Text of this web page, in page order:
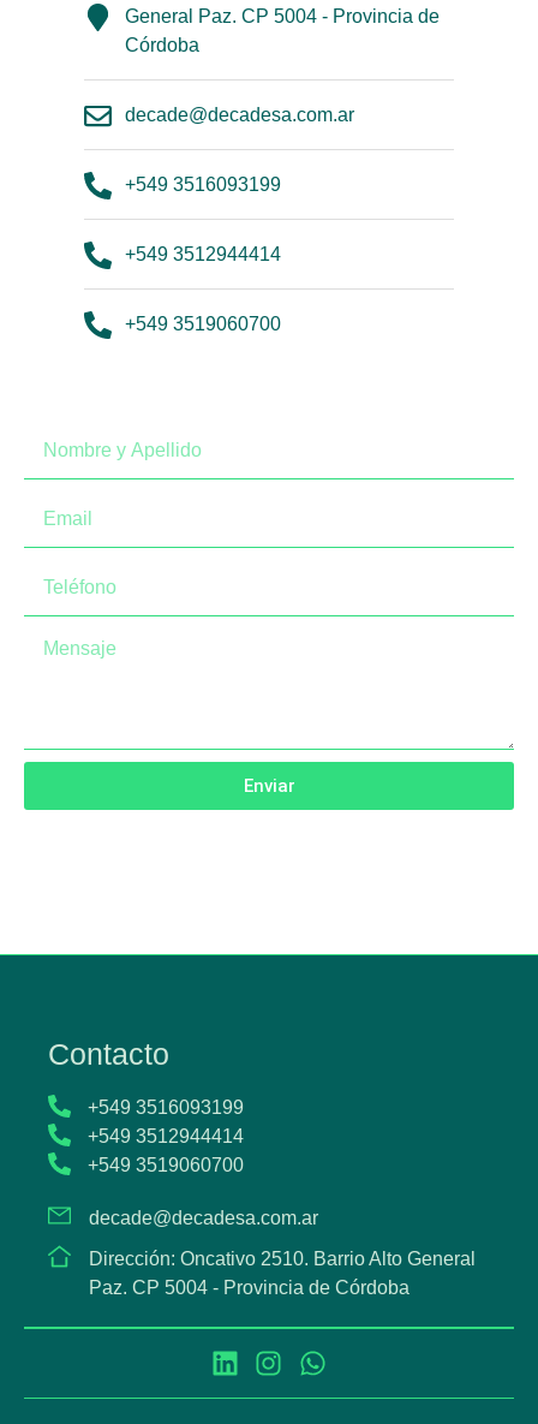
General Paz. CP 5004 - Provincia de
Córdoba
decade@decadesa.com.ar
+549 3516093199
+549 3512944414
+549 3519060700
Enviar
Contacto
+549 3516093199
+549 3512944414
+549 3519060700
decade@decadesa.com.ar
Dirección: Oncativo 2510. Barrio Alto General
Paz. CP 5004 - Provincia de Córdoba